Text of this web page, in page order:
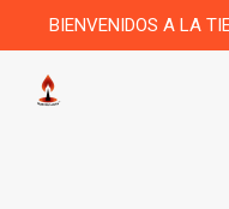
BIENVENIDOS A LA